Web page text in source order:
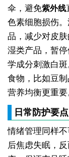
伞，避免紫外线
色素细胞损伤
品，减少对皮
湿类产品，暂
学成分刺激白
食物，比如豆
营养均衡更重要
日常防护要点
情绪管理同样
后焦虑失眠，